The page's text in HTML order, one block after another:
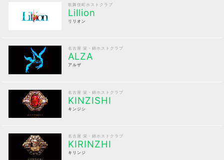
歌舞伎町ホストクラブ
Lillion
リリオン
名古屋 栄・錦ホストクラブ
ALZA
アルザ
名古屋 栄・錦ホストクラブ
KINZISHI
キンジシ
名古屋 栄・錦ホストクラブ
KIRINZHI
キリンジ